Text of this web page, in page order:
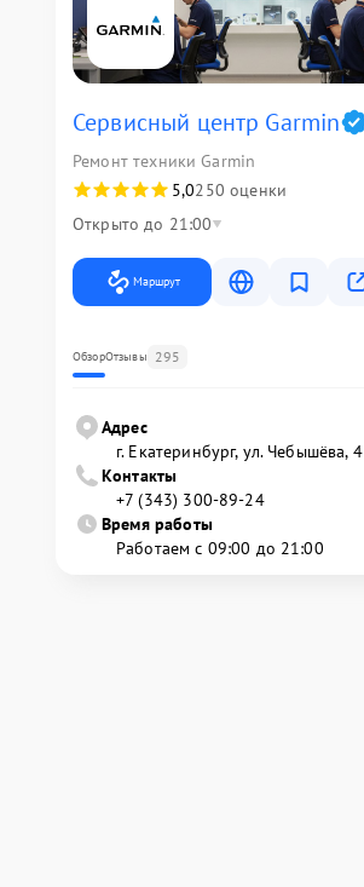
Сервисный центр Garmin
Ремонт техники Garmin
5,0250 оценки
Открыто до 21:00
Маршрут
ОбзорОтзывы 295
Адрес
г. Екатеринбург, ул. Чебышёва, 4
Контакты
+7 (343) 300-89-24
Время работы
Работаем с 09:00 до 21:00